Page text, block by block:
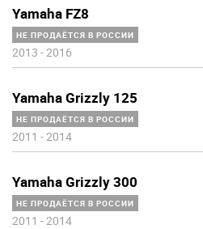
Yamaha FZ8
НЕ ПРОДАЁТСЯ В РОССИИ
2013 -2016
Yamaha Grizzly 125
НЕ ПРОДАЁТСЯ В РОССИИ
2011 -2014
Yamaha Grizzly 300
НЕ ПРОДАЁТСЯ В РОССИИ
2011 -2014